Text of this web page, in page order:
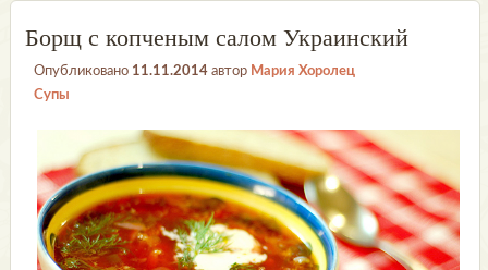
Борщ с копченым салом Украинский
Опубликовано 11.11.2014 автор Мария Хоролец
Супы